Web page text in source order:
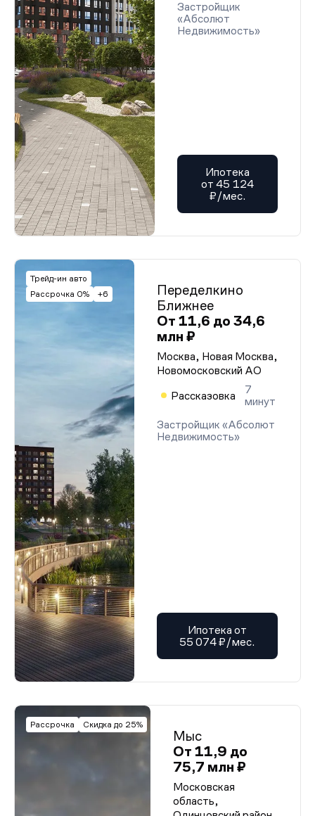
Застройщик
«Абсолют
Недвижимость»
Ипотека
от 45 124
₽/мес.
Трейд-ин авто
Рассрочка 0%
+6
Переделкино
Ближнее
От 11,6 до 34,6
млн ₽
Москва, Новая Москва,
Новомосковский АО
Рассказовка
7
минут
Застройщик «Абсолют
Недвижимость»
Ипотека от
55 074 ₽/мес.
Рассрочка Скидка до 25%
Мыс
От 11,9 до
75,7 млн ₽
Московская
область,